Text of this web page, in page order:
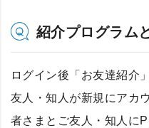
紹介プログラム
ログイン後「お友達紹介
友人・知人が新規にアカ
者さまとご友人・知人に